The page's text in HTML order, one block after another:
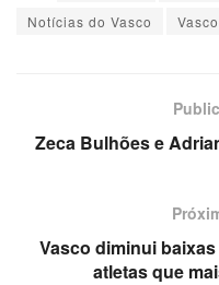
Notícias do Vasco
Vasco
Zeca Bulhões e
Vasco diminui
atletas que